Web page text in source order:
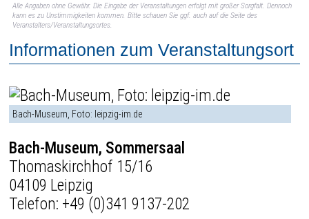
Alle Angaben ohne Gewähr. Die Eingabe der Veranstaltungen erfolgt mit großer Sorgfalt. Dennoch
kann es zu Unstimmigkeiten kommen. Bitte schauen Sie ggf. auch auf die Seite des
Veranstalters/Veranstaltungsortes.
Informationen zum Veranstaltungsort
Bach-Museum, Foto: leipzig-im.de
Bach-Museum, Sommersaal
Thomaskirchhof 15/16
04109 Leipzig
Telefon: +49 (0)341 9137-202